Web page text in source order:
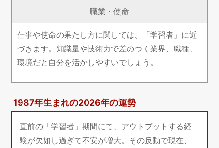
職業・使命
仕事や使命の果たし方に関しては、「学習者」に近
づきます。知識量や技術力で差のつく業界、職種、
環境だと自分を活かしやすいでしょう。
1987年生まれの2026年の運勢
直前の「学習者」期間にて、アウトプットする経
験が欠如し過ぎて不安が増大。その反動で現在、